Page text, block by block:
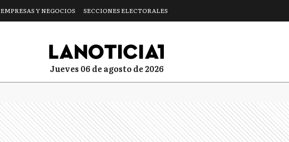
EMPRESAS Y NEGOCIOS SECCIONES ELECTORALES
jueves 06 de agosto de 2026